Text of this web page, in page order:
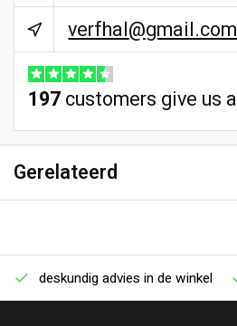
verfhal@gmail.com
197customers give us a
Gerelateerd
deskundig advies in de winkel